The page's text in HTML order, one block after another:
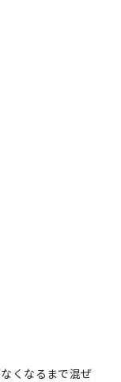
くなるまで混ぜ